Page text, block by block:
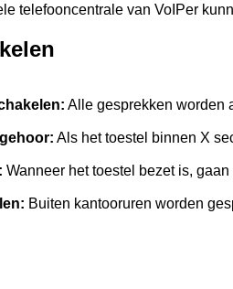
telefooncentrale van VoIPer
: Alle gesprekken worden
: Als het toestel binnen X
: Wanneer het toestel bezet is,
: Buiten kantooruren worden